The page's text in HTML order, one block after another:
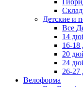
Детские и
Все
14
16-18
20
24
26-27
Велоформа